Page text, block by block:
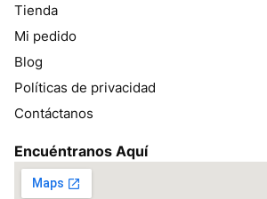
Tienda
Mi pedido
Blog
Políticas de privacidad
Contáctanos
Encuéntranos Aquí